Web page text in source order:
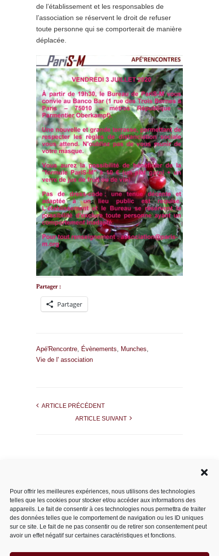
Pour offrir les meilleures expériences, nous utilisons des technologies
telles que les cookies pour stocker et/ou accéder aux informations des
appareils. Le fait de consentir à ces technologies nous permettra de traiter
des données telles que le comportement de navigation ou les ID uniques
sur ce site. Le fait de ne pas consentir ou de retirer son consentement peut
avoir un effet négatif sur certaines caractéristiques et fonctions.
de l’établissement et les responsables de
l’association se réservent le droit de refuser
toute personne qui se comporterait de manière
déplacée.
Partager :
Partager
Apé'Rencontre Évènements Munches
Vie de l' association
ARTICLE PRÉCÉDENT
ARTICLE SUIVANT
Catégories